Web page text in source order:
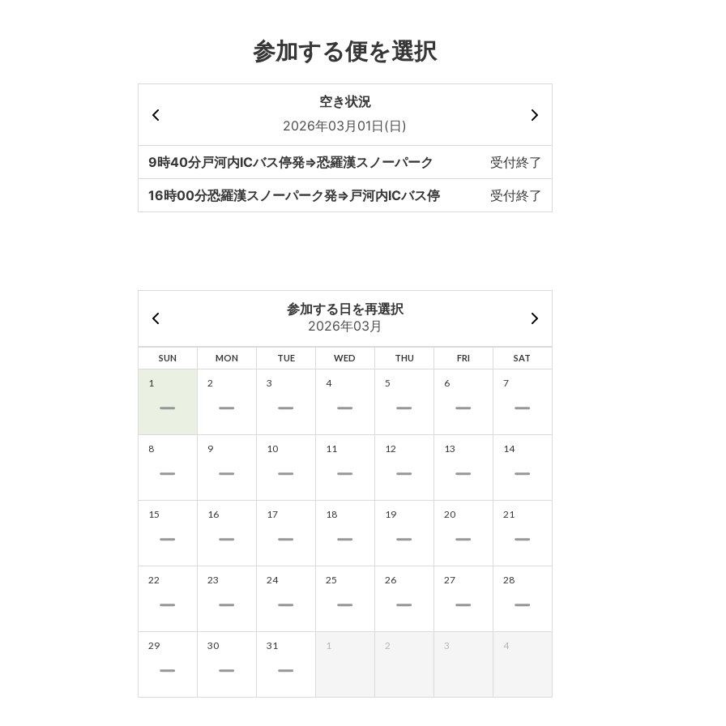
参加する便を選択
空き状況
2026年03月01日(日)
9時40分戸河内ICバス停発⇒恐羅漢スノーパーク 受付終了
16時00分恐羅漢スノーパーク発⇒戸河内ICバス停 受付終了
参加する日を再選択
2026年03月
SUN MON TUE WED THU FRI SAT
1 2 3 4 5 6 7
8 9 10 11 12 13 14
15 16 17 18 19 20 21
22 23 24 25 26 27 28
29 30 31 1 2 3 4